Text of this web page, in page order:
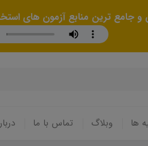
و جامع ترین منابع آزمون های
ها وبلاگ تماس با ما